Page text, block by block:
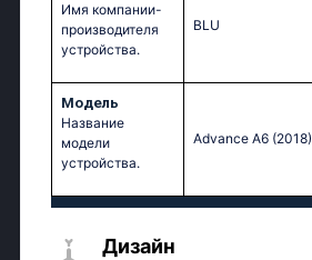
Имя компании-
производителя
устройства.
BLU
Модель
Название
модели
устройства.
Advance A6 (2018)
Дизайн